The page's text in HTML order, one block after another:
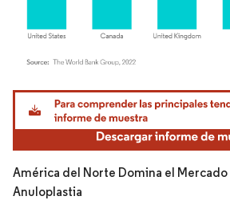
Imagen © Mordor Intelligence. El uso requiere
América del Norte Domina el Mercado
Anuloplastia